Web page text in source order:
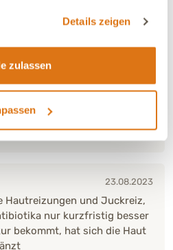
Details zeigen
zulassen
wärmstens weiterempfehlen
da es im Trockenfutter
23.08.2023
Hautreizungen und Juckreiz,
nur kurzfristig besser
bekommt, hat sich die Haut